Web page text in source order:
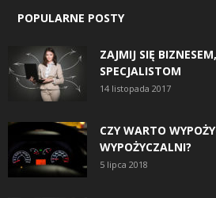
POPULARNE POSTY
ZAJMIJ SIĘ
SPECJALISTOM
14 listopada 2017
CZY WARTO
WYPOŻYCZALNI?
5 lipca 2018